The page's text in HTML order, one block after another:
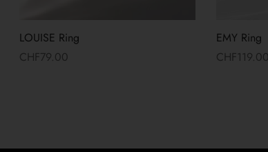
LOUISE Ring
CHF79.00
EMY Ring
CHF119.00